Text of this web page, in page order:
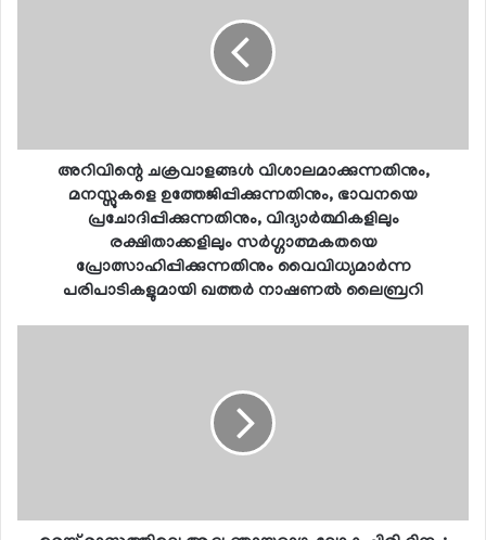
അറിവിന്റെ ചക്രവാളങ്ങള്‍ വിശാലമാക്കുന്നതിനും,
മനസ്സുകളെ ഉത്തേജിപ്പിക്കുന്നതിനും, ഭാവനയെ
പ്രചോദിപ്പിക്കുന്നതിനും, വിദ്യാര്‍ത്ഥികളിലും
രക്ഷിതാക്കളിലും സര്‍ഗ്ഗാത്മകതയെ
പ്രോത്സാഹിപ്പിക്കുന്നതിനും വൈവിധ്യമാര്‍ന്ന
പരിപാടികളുമായി ഖത്തര്‍ നാഷണല്‍ ലൈബ്രറി